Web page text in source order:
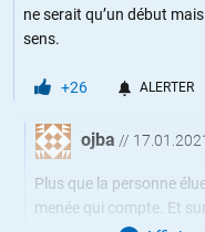
ne serait qu’un début
sens.
+26 ALERTER
ojba //
Plus que la personne
menée qui compte. Et